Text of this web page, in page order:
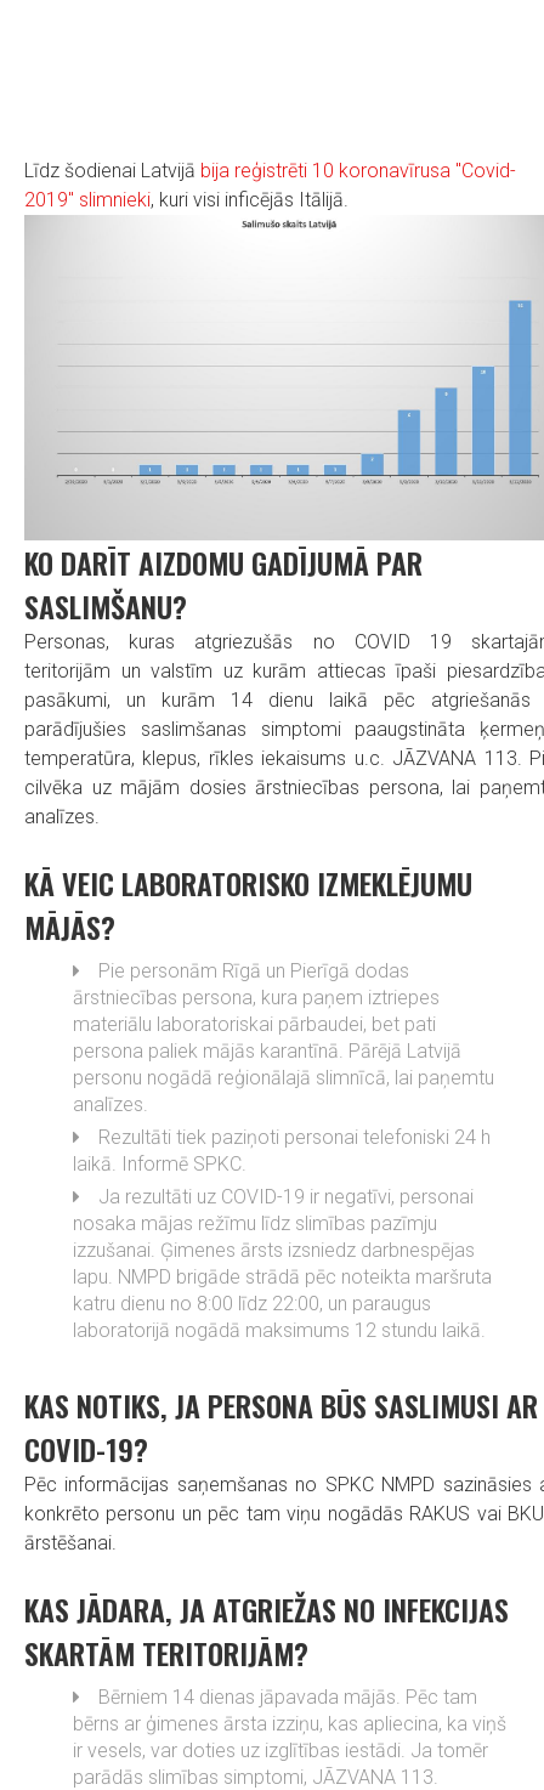
Līdz šodienai Latvijā bija reģistrēti 10 koronavīrusa "Covid-
2019" slimnieki, kuri visi inficējās Itālijā.
KO DARĪT AIZDOMU GADĪJUMĀ PAR
SASLIMŠANU?
Personas, kuras atgriezušās no COVID 19
teritorijām un valstīm uz kurām attiecas īpaši
pasākumi, un kurām 14 dienu laikā pēc atgriešanās
parādījušies saslimšanas simptomi paaugstināta
temperatūra, klepus, rīkles iekaisums u.c. JĀZVANA 113.
cilvēka uz mājām dosies ārstniecības persona, lai
analīzes.
KĀ VEIC LABORATORISKO IZMEKLĒJUMU
MĀJĀS?
Pie personām Rīgā un Pierīgā dodas
ārstniecības persona, kura paņem iztriepes
materiālu laboratoriskai pārbaudei, bet pati
persona paliek mājās karantīnā. Pārējā Latvijā
personu nogādā reģionālajā slimnīcā, lai paņemtu
analīzes.
Rezultāti tiek paziņoti personai telefoniski 24 h
laikā. Informē SPKC.
Ja rezultāti uz COVID-19 ir negatīvi, personai
nosaka mājas režīmu līdz slimības pazīmju
izzušanai. Ģimenes ārsts izsniedz darbnespējas
lapu. NMPD brigāde strādā pēc noteikta maršruta
katru dienu no 8:00 līdz 22:00, un paraugus
laboratorijā nogādā maksimums 12 stundu laikā.
KAS NOTIKS, JA PERSONA BŪS SASLIMUSI AR
COVID-19?
Pēc informācijas saņemšanas no SPKC NMPD sazināsies
konkrēto personu un pēc tam viņu nogādās RAKUS vai
ārstēšanai.
KAS JĀDARA, JA ATGRIEŽAS NO INFEKCIJAS
SKARTĀM TERITORIJĀM?
Bērniem 14 dienas jāpavada mājās. Pēc tam
bērns ar ģimenes ārsta izziņu, kas apliecina, ka viņš
ir vesels, var doties uz izglītības iestādi. Ja tomēr
parādās slimības simptomi, JĀZVANA 113.